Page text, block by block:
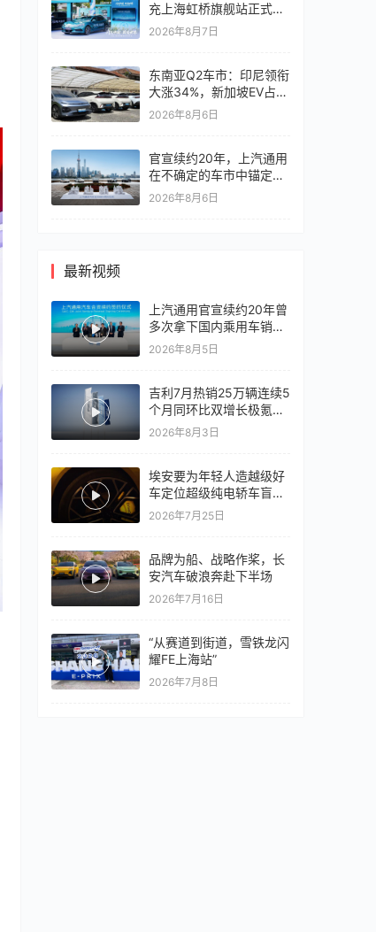
充上海虹桥旗舰站正式启
幕！
2026年8月7日
东南亚Q2车市：印尼领衔
大涨34%，新加坡EV占比
超6成
2026年8月6日
官宣续约20年，上汽通用
在不确定的车市中锚定确
定未来
2026年8月6日
最新视频
上汽通用官宣续约20年曾
多次拿下国内乘用车销冠
竞争激烈，上汽通用有信
2026年8月5日
吉利7月热销25万辆连续5
个月同环比双增长极氪销
量同比翻倍，出口再破10
2026年8月3日
埃安要为年轻人造越级好
车定位超级纯电轿车盲猜
18万以上
2026年7月25日
品牌为船、战略作桨，长
安汽车破浪奔赴下半场
2026年7月16日
“从赛道到街道，雪铁龙闪
耀FE上海站”
2026年7月8日